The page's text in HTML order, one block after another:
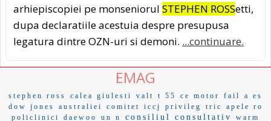
arhiepiscopiei pe monseniorul STEPHEN ROSSetti,
dupa declaratiile acestuia despre presupusa
legatura dintre OZN-uri si demoni. ...continuare.
EMAG
stephen ross calea giulesti valt t 55 ce motor fail
a es
dow jones
australiei comitet iccj privileg tric
apele ro
policlinici
daewoo un n consiliul consultativ
warm